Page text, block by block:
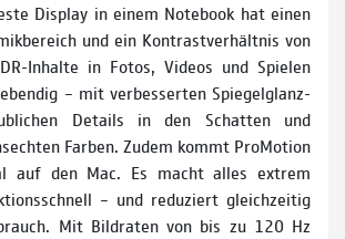
Display in einem Notebook hat einen
und ein Kontrast­verhältnis von
Inhalte in Fotos, Videos und Spielen
– mit verbesserten Spiegel­­glanz­­
Details in den Schatten und
Farben. Zudem kommt ProMotion
auf den Mac. Es macht alles extrem
– und reduziert gleichzeitig
Mit Bildraten von bis zu 120 Hz